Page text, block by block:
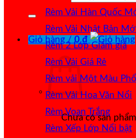
Giỏ hàng /0₫
Chưa có sản
Rèm Vải Hàn Quốc
Rèm Vải Nhật Bản
Rèm 2 Lớp
Rèm Vải Giá Rẻ
Rèm vải Một Màu
Rèm Vải Hoa Văn Nổi
Rèm Voan Trắng
Rèm Xếp Lớp